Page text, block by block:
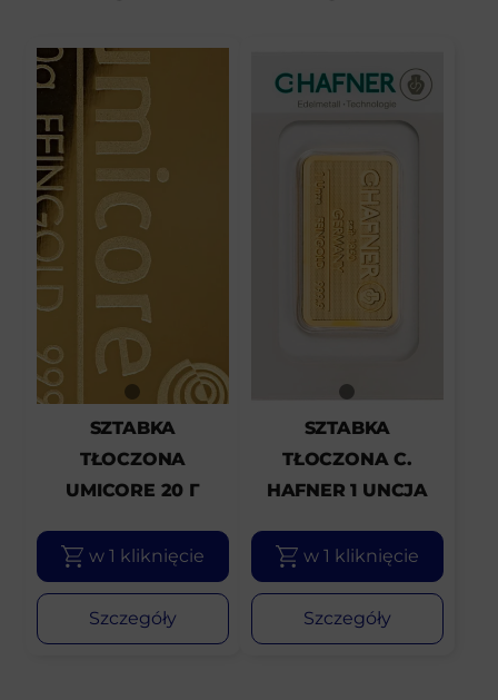
SZTABKA
TŁOCZONA
UMICORE 20 Г
w 1 kliknięcie
Szczegóły
SZTABKA
TŁOCZONA C.
HAFNER 1 UNCJA
w 1 kliknięcie
Szczegóły